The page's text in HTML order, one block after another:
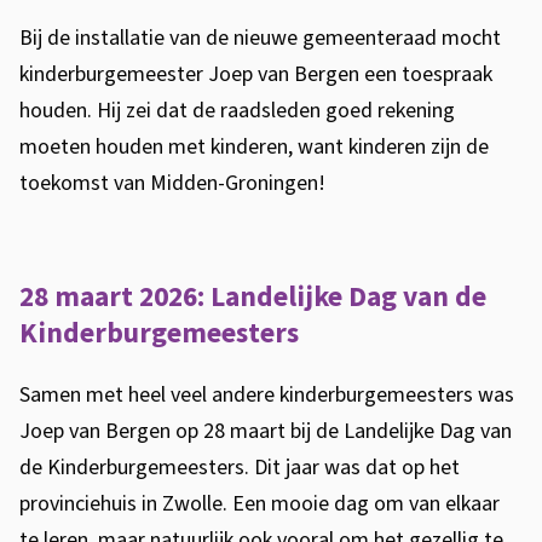
m
b
a
d
d
a
l
w
i
j
c
Bij de installatie van de nieuwe gemeenteraad mocht
kinderburgemeester Joep van Bergen een toespraak
houden. Hij zei dat de raadsleden goed rekening
moeten houden met kinderen, want kinderen zijn de
toekomst van Midden-Groningen!
28 maart 2026: Landelijke Dag van de
Kinderburgemeesters
Samen met heel veel andere kinderburgemeesters was
Joep van Bergen op 28 maart bij de Landelijke Dag van
de Kinderburgemeesters. Dit jaar was dat op het
provinciehuis in Zwolle. Een mooie dag om van elkaar